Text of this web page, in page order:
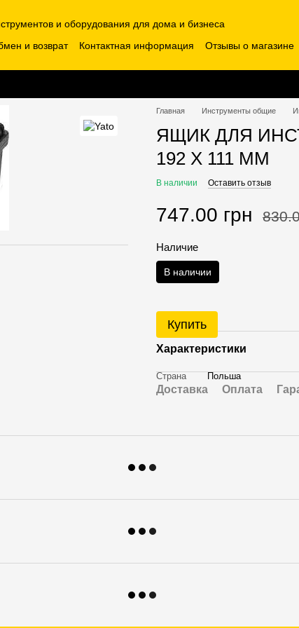
и оборудования для дома и бизнеса
и возврат Контактная информация Отзывы о магазине
Главная Инструменты общие
ЯЩИК ДЛЯ
192 Х 111 ММ
В наличии Оставить отзыв
747.00 грн
Наличие
В наличии
Купить
Характеристики
Страна Польша
Доставка Оплата